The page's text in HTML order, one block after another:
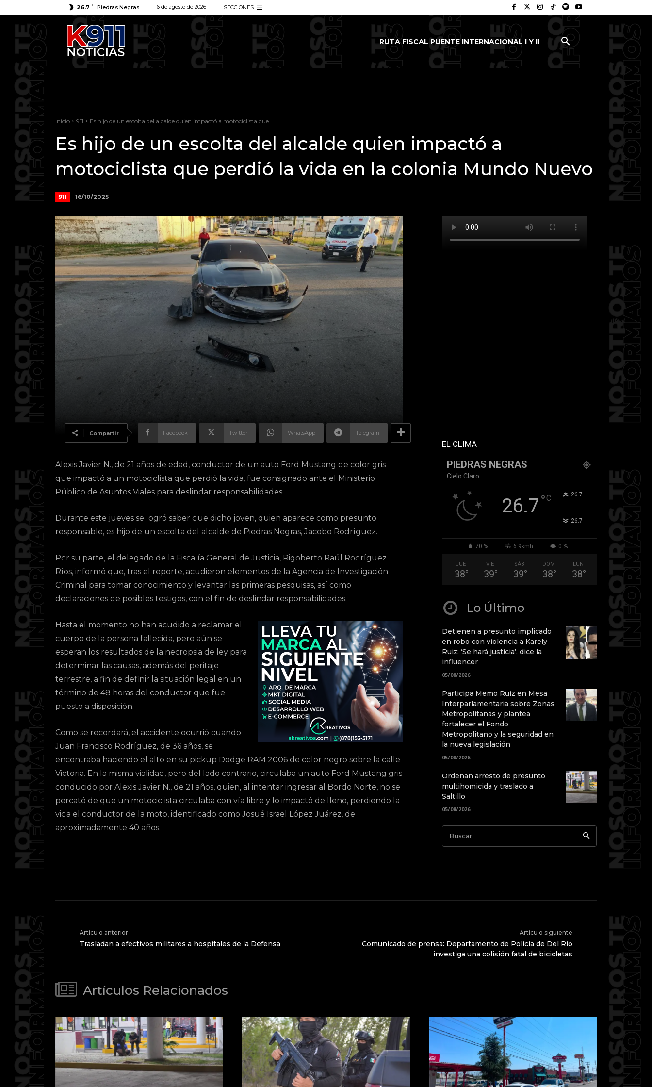
26.7 C Piedras Negras 6 de agosto de 2026 SECCIONES
RUTA FISCAL PUENTE INTERNACIONAL I Y II
Inicio 911 Es hijo de un escolta del alcalde quien impactó a motociclista que...
Es hijo de un escolta del alcalde quien impactó a
motociclista que perdió la vida en la colonia Mundo Nuevo
911 16/10/2025
Compartir Facebook Twitter WhatsApp Telegram
Alexis Javier N., de 21 años de edad, conductor de un auto Ford Mustang de color gris
que impactó a un motociclista que perdió la vida, fue consignado ante el Ministerio
Público de Asuntos Viales para deslindar responsabilidades.
Durante este jueves se logró saber que dicho joven, quien aparece como presunto
responsable, es hijo de un escolta del alcalde de Piedras Negras, Jacobo Rodríguez.
Por su parte, el delegado de la Fiscalía General de Justicia, Rigoberto Raúl Rodríguez
Ríos, informó que, tras el reporte, acudieron elementos de la Agencia de Investigación
Criminal para tomar conocimiento y levantar las primeras pesquisas, así como
declaraciones de posibles testigos, con el fin de deslindar responsabilidades.
Hasta el momento no han acudido a reclamar el
cuerpo de la persona fallecida, pero aún se
esperan los resultados de la necropsia de ley para
determinar las causas, además del peritaje
terrestre, a fin de definir la situación legal en un
término de 48 horas del conductor que fue
puesto a disposición.
Como se recordará, el accidente ocurrió cuando
Juan Francisco Rodríguez, de 36 años, se
encontraba haciendo el alto en su pickup Dodge RAM 2006 de color negro sobre la calle
Victoria. En la misma vialidad, pero del lado contrario, circulaba un auto Ford Mustang gris
conducido por Alexis Javier N., de 21 años, quien, al intentar ingresar al Bordo Norte, no se
percató de que un motociclista circulaba con vía libre y lo impactó de lleno, perdiendo la
vida el conductor de la moto, identificado como Josué Israel López Juárez, de
aproximadamente 40 años.
EL CLIMA
PIEDRAS NEGRAS
Cielo Claro
26.7°C 26.7
26.7
70 % 6.9kmh 0 %
JUE
38°
VIE
39°
SÁB
39°
DOM
38°
LUN
38°
Lo Último
Detienen a presunto implicado
en robo con violencia a Karely
Ruiz: ‘Se hará justicia’, dice la
influencer
05/08/2026
Participa Memo Ruiz en Mesa
Interparlamentaria sobre Zonas
Metropolitanas y plantea
fortalecer el Fondo
Metropolitano y la seguridad en
la nueva legislación
05/08/2026
Ordenan arresto de presunto
multihomicida y traslado a
Saltillo
05/08/2026
Buscar
Artículo anterior
Trasladan a efectivos militares a hospitales de la Defensa
Artículo siguiente
Comunicado de prensa: Departamento de Policía de Del Río
investiga una colisión fatal de bicicletas
Artículos Relacionados